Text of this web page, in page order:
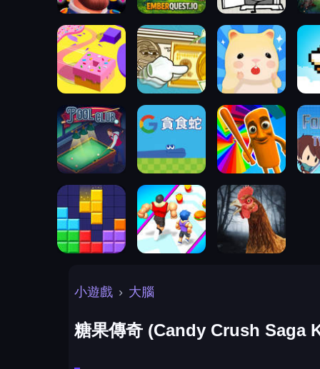
小遊戲 › 大腦
糖果傳奇 (Candy Crush Saga